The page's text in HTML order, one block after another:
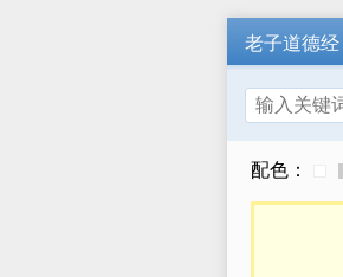
老子道德经
搜索
配色：